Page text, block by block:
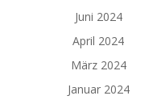
Juni 2024
April 2024
März 2024
Januar 2024